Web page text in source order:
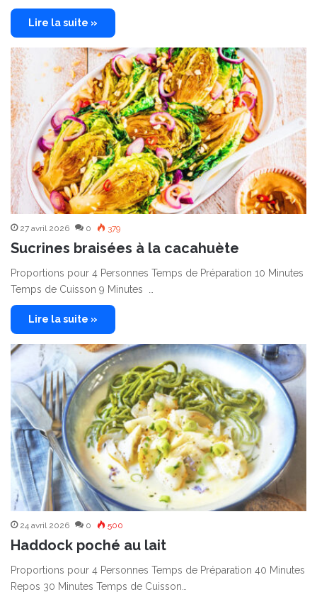
Lire la suite »
27 avril 2026 0 379
Sucrines braisées à la cacahuète
Proportions pour 4 Personnes Temps de Préparation 10 Minutes
Temps de Cuisson 9 Minutes …
Lire la suite »
24 avril 2026 0 500
Haddock poché au lait
Proportions pour 4 Personnes Temps de Préparation 40 Minutes
Repos 30 Minutes Temps de Cuisson…